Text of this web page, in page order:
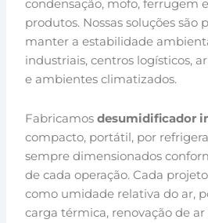
condensação, mofo, ferrugem
produtos. Nossas soluções são
manter a estabilidade
industriais, centros logísticos,
e ambientes climatizados.
Fabricamosdesumidificador
compacto, portátil, por
sempre dimensionados
de cada operação. Cada
como umidade relativa do ar,
carga térmica, renovação de